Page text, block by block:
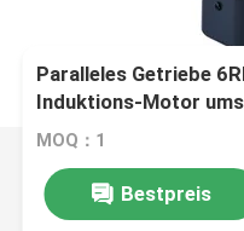
Paralleles Getriebe
Induktions-Motor
MOQ：1
Bestpreis